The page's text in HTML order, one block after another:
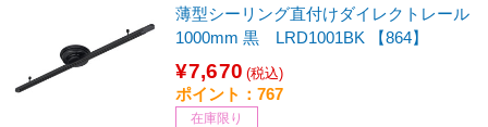
薄型シーリング直付けダイレクトレール
1000mm 黒 LRD1001BK 【864】
¥7,670 (税込)
ポイント：767
在庫限り